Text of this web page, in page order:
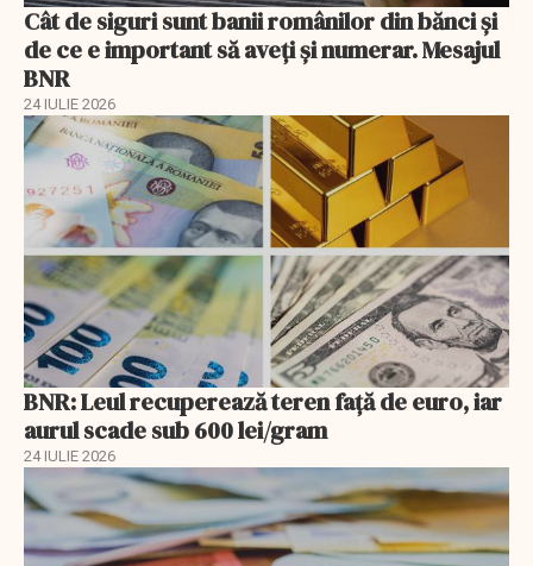
Cât de siguri sunt banii românilor din bănci şi
de ce e important să aveţi şi numerar. Mesajul
BNR
24 IULIE 2026
BNR: Leul recuperează teren faţă de euro, iar
aurul scade sub 600 lei/gram
24 IULIE 2026